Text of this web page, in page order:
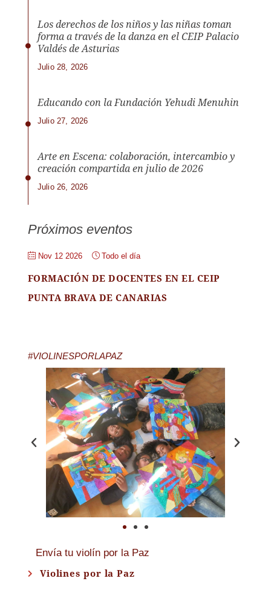
Los derechos de los niños y las niñas toman
forma a través de la danza en el CEIP Palacio
Valdés de Asturias
Julio 28, 2026
Educando con la Fundación Yehudi Menuhin
Julio 27, 2026
Arte en Escena: colaboración, intercambio y
creación compartida en julio de 2026
Julio 26, 2026
Próximos eventos
Nov 12 2026 Todo el día
FORMACIÓN DE DOCENTES EN EL CEIP
PUNTA BRAVA DE CANARIAS
#VIOLINESPORLAPAZ
Envía tu violín por la Paz
Violines por la Paz